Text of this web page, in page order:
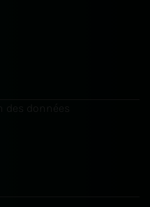
des données